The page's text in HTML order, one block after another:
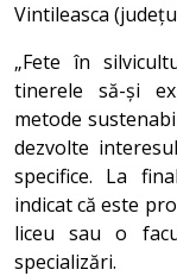
Vintileasca
„Fete în
tinerele să-și
metode
dezvolte
specifice. La
indicat că este
liceu sau o
specializări.